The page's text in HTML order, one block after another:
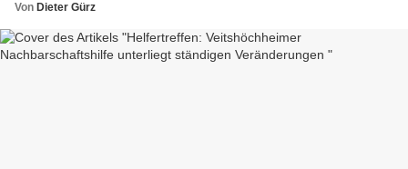
Von Dieter Gürz